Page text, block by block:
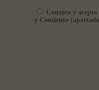
Conozco y
y Consiento